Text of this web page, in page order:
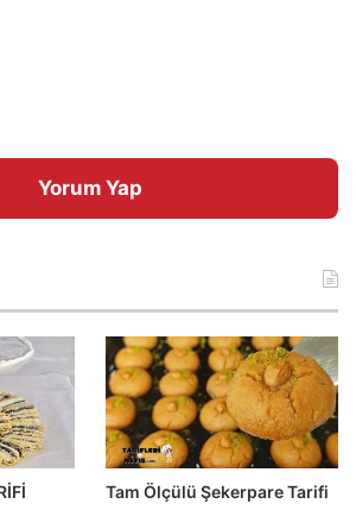
Yorum Yap
Tam Ölçülü Şekerpare Tarifi